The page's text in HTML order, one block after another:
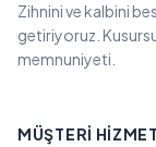
Zihnini ve kalbini
getiriyoruz.
memnuniyeti.
MÜŞTERI